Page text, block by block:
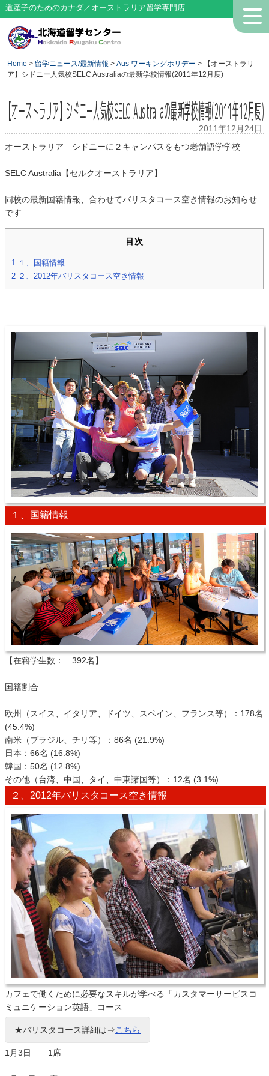
道産子のためのカナダ／オーストラリア留学専門店
Home > 留学ニュース/最新情報 > Aus ワーキングホリデー > 【オーストラリ
ア】シドニー人気校SELC Australiaの最新学校情報(2011年12月度)
【オーストラリア】シドニー人気校SELC Australiaの最新学校情報(2011年12月度)
2011年12月24日
オーストラリア シドニーに２キャンパスをもつ老舗語学学校
SELC Australia【セルクオーストラリア】
同校の最新国籍情報、合わせてバリスタコース空き情報のお知らせ
です
目次
1
１、国籍情報
2 ２、2012年バリスタコース空き情報
１、国籍情報
【在籍学生数： 392名】
国籍割合
欧州（スイス、イタリア、ドイツ、スペイン、フランス等）：178名
(45.4%)
南米（ブラジル、チリ等）：86名 (21.9%)
日本：66名 (16.8%)
韓国：50名 (12.8%)
その他（台湾、中国、タイ、中東諸国等）：12名 (3.1%)
２、2012年バリスタコース空き情報
カフェで働くために必要なスキルが学べる「カスタマーサービスコ
ミュニケーション英語」コース
★バリスタコース詳細は⇒こちら
1月3日 1席